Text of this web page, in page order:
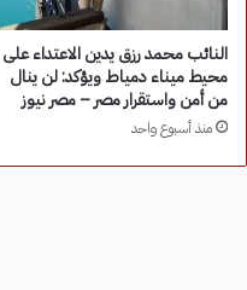
النائب محمد رزق يدين الاعتداء على
محيط ميناء دمياط ويؤكد: لن ينال
من أمن واستقرار مصر – مصر نيوز
منذ أسبوع واحد